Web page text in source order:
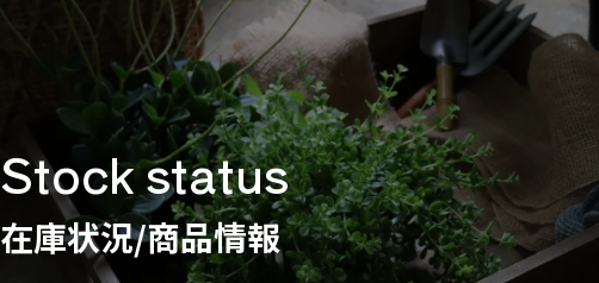
Stock status
在庫状況/商品情報